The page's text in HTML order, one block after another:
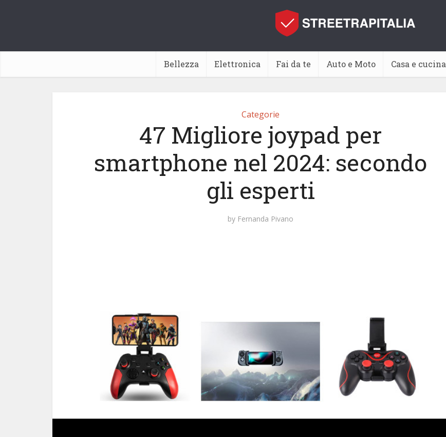
Bellezza Elettronica Fai da te Auto e Moto Casa e cucina
Categorie
47 Migliore joypad per
smartphone nel 2024: secondo
gli esperti
by Fernanda Pivano